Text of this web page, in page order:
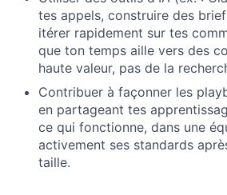
tes appels, construire des
itérer rapidement sur tes
que ton temps aille vers des
haute valeur, pas de la
Contribuer à façonner les
en partageant tes
ce qui fonctionne, dans une
activement ses standards
taille.